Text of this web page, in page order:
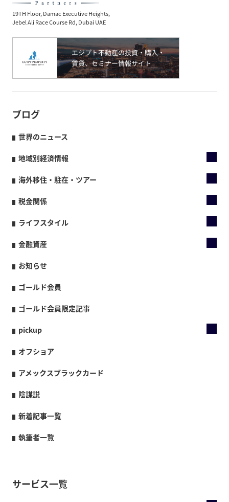
19TH Floor, Damac Executive Heights,
Jebel Ali Race Course Rd, Dubai UAE
ブログ
世界のニュース
地域別経済情報
海外移住・駐在・ツアー
税金関係
ライフスタイル
金融資産
お知らせ
ゴールド会員
ゴールド会員限定記事
pickup
オフショア
アメックスブラックカード
陰謀説
新着記事一覧
執筆者一覧
サービス一覧